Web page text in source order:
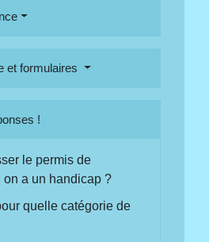
et formulaires
!
le permis de
a un handicap ?
quelle catégorie de